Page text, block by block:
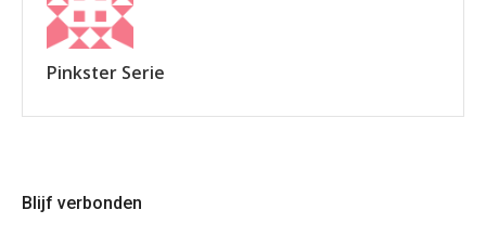
Pinkster Serie
Blijf verbonden